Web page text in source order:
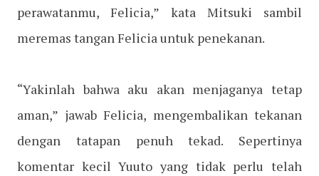
perawatanmu, Felicia,” kata Mitsuki sambil
meremas tangan Felicia untuk penekanan.
“Yakinlah bahwa aku akan menjaganya tetap
aman,” jawab Felicia, mengembalikan tekanan
dengan tatapan penuh tekad. Sepertinya
komentar kecil Yuuto yang tidak perlu telah